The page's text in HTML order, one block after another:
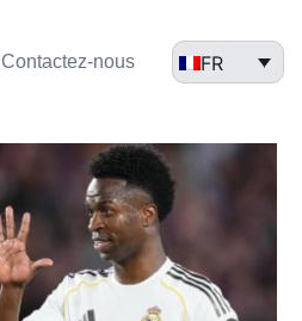
Contactez-nous FR